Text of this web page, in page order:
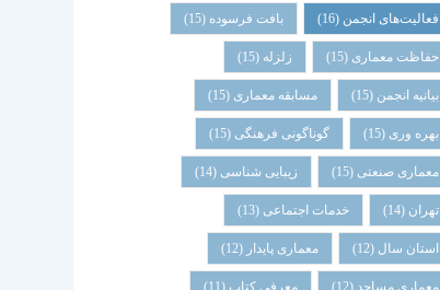
فعالیت‌های انجمن (16) بافت فرسوده (15)
حفاظت معماری (15) زلزله (15)
بیانیه انجمن (15) مسابقه معماری (15)
بهره وری (15) گوناگونی فرهنگی (15)
معماری صنعتی (15) زیبایی شناسی (14)
تهران (14) خدمات اجتماعی (13)
استان سال (12) معماری پایدار (12)
معماری مساجد(12) معرفی کتاب (11)